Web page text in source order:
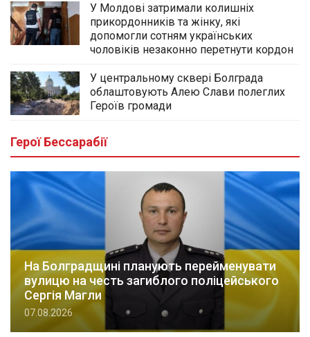
У Молдові затримали колишніх
прикордонників та жінку, які
допомогли сотням українських
чоловіків незаконно перетнути кордон
У центральному сквері Болграда
облаштовують Алею Слави полеглих
Героїв громади
Герої Бессарабії
На Болградщині планують перейменувати
вулицю на честь загиблого поліцейського
Сергія Магли
07.08.2026